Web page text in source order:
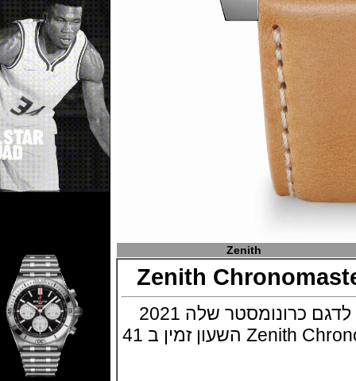
Zenith
Zenith
זניט מציגה גרזת זהב לדגם כרונומסטר שלה 2021
Zenith Chronomaster Sport Gold השעון זמין ב 41